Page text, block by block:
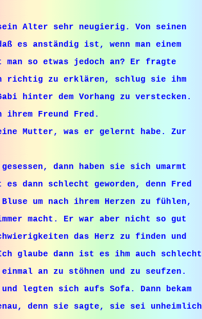
Alter sehr neugierig. Von seinen
es anständig ist, wenn man einem
man so etwas jedoch an? Er fragte
richtig zu erklären, schlug sie ihm
hinter dem Vorhang zu verstecken.
ihrem Freund Fred.
Mutter, was er gelernt habe. Zur
dann haben sie sich umarmt
dann schlecht geworden, denn Fred
um nach ihrem Herzen zu fühlen,
macht. Er war aber nicht so gut
das Herz zu finden und
glaube dann ist es ihm auch schlecht
an zu stöhnen und zu seufzen.
legten sich aufs Sofa. Dann bekam
denn sie sagte, sie sei unheimlich